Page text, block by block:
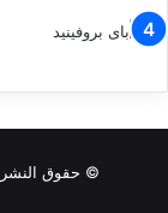
© حقوق النشر 2026، جميع الحقوق محفوظة |